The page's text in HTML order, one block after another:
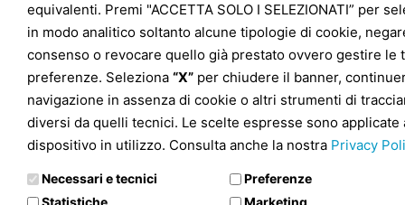
equivalenti. Premi "ACCETTA SOLO I SELEZIONATI” per
in modo analitico soltanto alcune tipologie di cookie,
consenso o revocare quello già prestato ovvero gestire le
preferenze. Seleziona “X” per chiudere il banner,
navigazione in assenza di cookie o altri strumenti di
diversi da quelli tecnici. Le scelte espresse sono applicate
dispositivo in utilizzo. Consulta anche la nostra Privacy
Necessari e tecnici
Preferenze
Statistiche
Marketing